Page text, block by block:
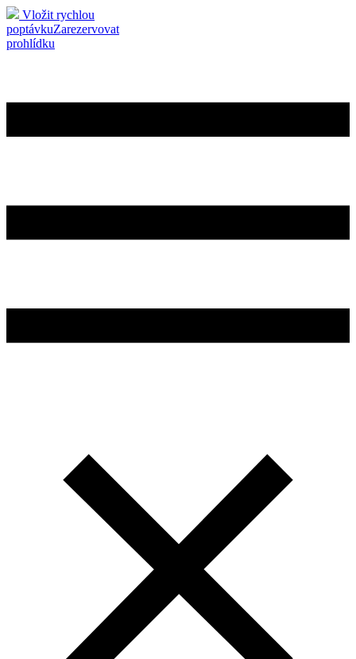
Vložit rychlou
poptávkuZarezervovat
prohlídku